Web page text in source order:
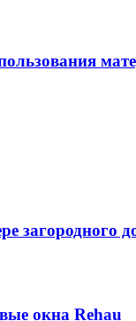
загородного
окна Rehau